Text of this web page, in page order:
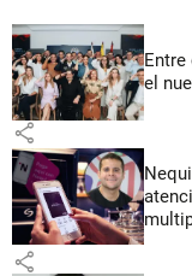
el
share
share